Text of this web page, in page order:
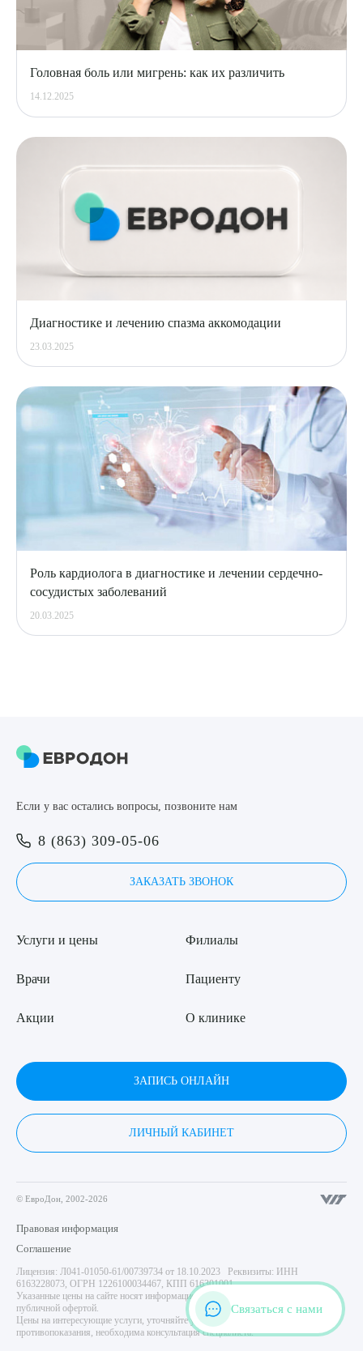
Головная боль или мигрень: как их различить
14.12.2025
Диагностике и лечению спазма аккомодации
23.03.2025
Роль кардиолога в диагностике и лечении сердечно-
сосудистых заболеваний
20.03.2025
Если у вас остались вопросы, позвоните нам
8 (863) 309-05-06
ЗАКАЗАТЬ ЗВОНОК
Услуги и цены
Врачи
Акции
Филиалы
Пациенту
О клинике
ЗАПИСЬ ОНЛАЙН
ЛИЧНЫЙ КАБИНЕТ
© ЕвроДон, 2002-2026
Правовая информация
Соглашение
Лицензия: Л041-01050-61/00739734 от 18.10.2023 Реквизиты: ИНН
6163228073, ОГРН 1226100034467, КПП 616301001
Указанные цены на сайте носят информационный характер и не являются
публичной офертой.
Цены на интересующие услуги, уточняйте у администратора центра. Имеются
противопоказания, необходима консультация специалиста.
Связаться с нами